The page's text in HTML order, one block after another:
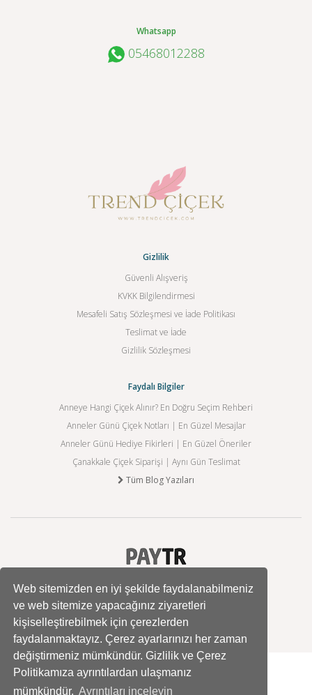
Web sitemizden en iyi şekilde faydalanabilmeniz
ve web sitemize yapacağınız ziyaretleri
kişiselleştirebilmek için çerezlerden
faydalanmaktayız. Çerez ayarlarınızı her zaman
değiştirmeniz mümkündür. Gizlilik ve Çerez
Politikamıza ayrıntılardan ulaşmanız
mümkündür. Ayrıntıları inceleyin
Whatsapp
05468012288
Gizlilik
Güvenli Alışveriş
KVKK Bilgilendirmesi
Mesafeli Satış Sözleşmesi ve İade Politikası
Teslimat ve İade
Gizlilik Sözleşmesi
Faydalı Bilgiler
Anneye Hangi Çiçek Alınır? En Doğru Seçim Rehberi
Anneler Günü Çiçek Notları | En Güzel Mesajlar
Anneler Günü Hediye Fikirleri | En Güzel Öneriler
Çanakkale Çiçek Siparişi | Aynı Gün Teslimat
Tüm Blog Yazıları